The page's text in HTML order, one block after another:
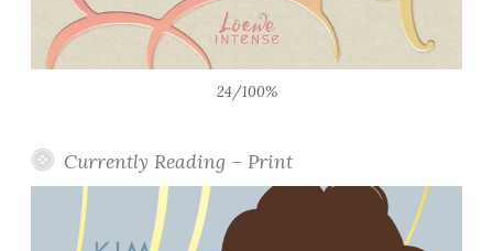
24/100%
Currently Reading – Print